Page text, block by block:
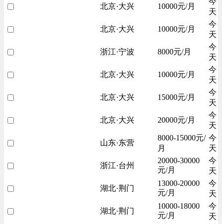
北京·大兴 10000元/月
天
北京·大兴 10000元/月
今
天
浙江·宁波 8000元/月
今
天
北京·大兴 10000元/月
今
天
北京·大兴 15000元/月
今
天
北京·大兴 20000元/月
今
天
山东·东营
8000-15000元/
月
今
天
浙江·台州
20000-30000
元/月
今
天
湖北·荆门
13000-20000
元/月
今
天
湖北·荆门
10000-18000
元/月
今
天